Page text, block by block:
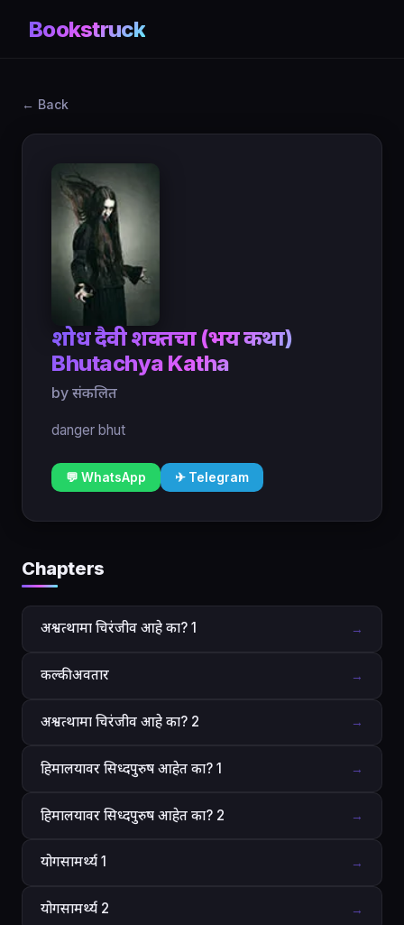
Bookstruck
← Back
शोध दैवी शक्तींचा (भय कथा)
Bhutachya Katha
by संकलित
danger bhut
💬 WhatsApp ✈ Telegram
Chapters
अश्वत्थामा चिरंजीव आहे का? 1 →
कल्की अवतार →
अश्वत्थामा चिरंजीव आहे का? 2 →
हिमालयावर सिध्दपुरुष आहेत का? 1 →
हिमालयावर सिध्दपुरुष आहेत का? 2 →
योगसामर्थ्य 1 →
योगसामर्थ्य 2 →